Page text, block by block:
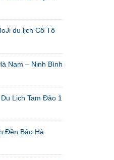
du lịch Cô Tô
Nam – Ninh Bình
Lịch Tam Đảo 1
Đền Bảo Hà